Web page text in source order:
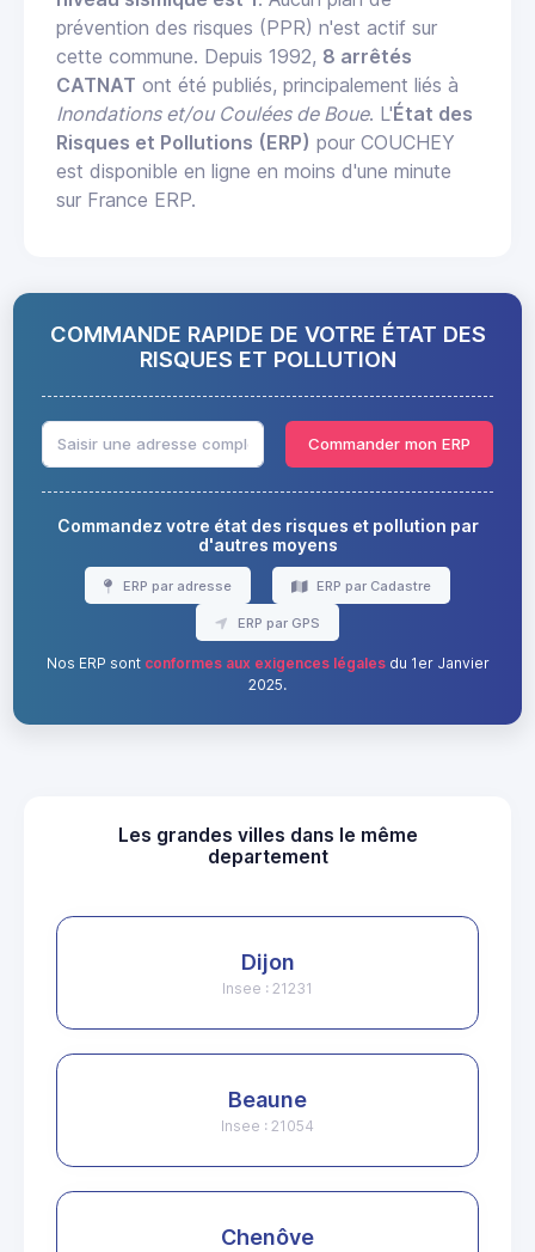
prévention des risques (PPR) n'est actif sur
cette commune. Depuis 1992, 8 arrêtés
CATNAT ont été publiés, principalement liés à
Inondations et/ou Coulées de Boue. L'État des
Risques et Pollutions (ERP) pour COUCHEY
est disponible en ligne en moins d'une minute
sur France ERP.
COMMANDE RAPIDE DE VOTRE ÉTAT DES
RISQUES ET POLLUTION
Commander mon ERP
Commandez votre état des risques et pollution par
d'autres moyens
ERP par adresse ERP par Cadastre
ERP par GPS
Nos ERP sont conformes aux exigences légalesdu 1er Janvier
2025.
Les grandes villes dans le même
departement
Dijon
Insee : 21231
Beaune
Insee : 21054
Chenôve